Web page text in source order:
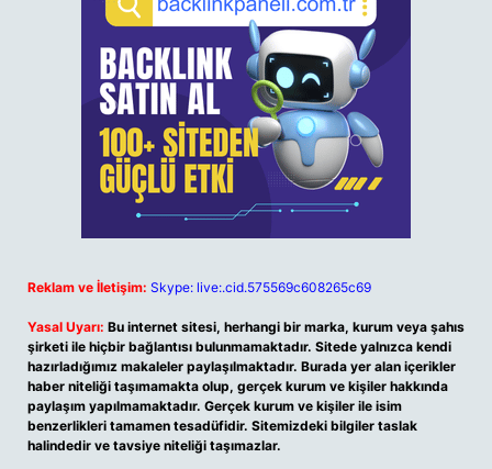
Reklam ve İletişim: Skype: live:.cid.575569c608265c69
Yasal Uyarı: Bu internet sitesi, herhangi bir marka, kurum veya şahıs
şirketi ile hiçbir bağlantısı bulunmamaktadır. Sitede yalnızca kendi
hazırladığımız makaleler paylaşılmaktadır. Burada yer alan içerikler
haber niteliği taşımamakta olup, gerçek kurum ve kişiler hakkında
paylaşım yapılmamaktadır. Gerçek kurum ve kişiler ile isim
benzerlikleri tamamen tesadüfidir. Sitemizdeki bilgiler taslak
halindedir ve tavsiye niteliği taşımazlar.